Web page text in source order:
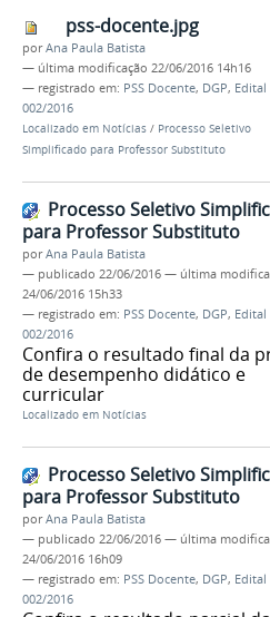
pss-docente.jpg
porAna Paula Batista
— última modificação 22/06/2016 14h16
— registrado em: PSS Docente, DGP, Edital
002/2016
Localizado em Notícias / Processo Seletivo
Simplificado para Professor Substituto
Processo Seletivo
para Professor Substituto
porAna Paula Batista
— publicado 22/06/2016 — última
24/06/2016 15h33
— registrado em: PSS Docente, DGP, Edital
002/2016
Confira o resultado final da
de desempenho didático e
curricular
Localizado em Notícias
Processo Seletivo
para Professor Substituto
porAna Paula Batista
— publicado 22/06/2016 — última
24/06/2016 16h09
— registrado em: PSS Docente, DGP, Edital
002/2016